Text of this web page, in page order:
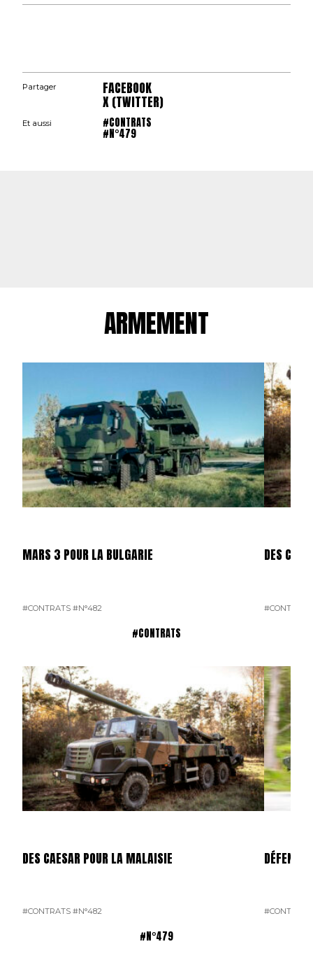
Partager FACEBOOK
X (TWITTER)
Et aussi #CONTRATS
#N°479
ARMEMENT
MARS 3 POUR LA BULGARIE
#CONTRATS #N°482
DES
#CONTRATS
#CONTRATS
DES CAESAR POUR LA MALAISIE
#CONTRATS #N°482
DÉFENSE
#CONTRATS
#N°479